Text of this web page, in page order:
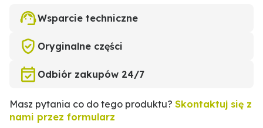
Wsparcie techniczne
Oryginalne części
Odbiór zakupów 24/7
Masz pytania co do tego produktu? Skontaktuj się z
nami przez formularz